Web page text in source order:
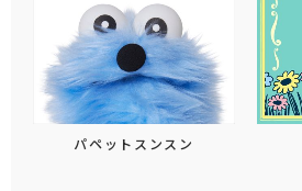
パペットスンスン